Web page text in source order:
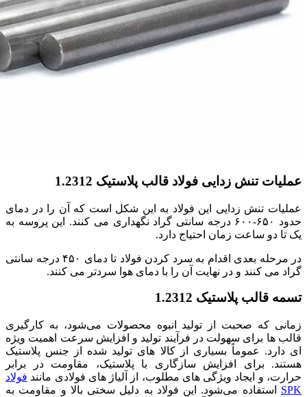
عملیات تنش زدایی فولاد قالب پلاستیک 1.2312
عملیات تنش زدایی این فولاد به این شکل است که آن را در دمای
حدود ۶۵۰-۶۰۰ درجه سانتی گراد نگهداری می کنند. این پروسه به
یک تا دو ساعت زمان احتیاج دارد.
در مرحله بعدی اقدام به سرد کردن فولاد تا دمای ۴۵۰ درجه سانتی
گراد می کنند و در نهایت آن را با دمای هوا سردتر می کنند.
تسمه قالب پلاستیک 1.2312
زمانی که صحبت از تولید انبوه محصولات می‌شود، به‌ کارگیری
قالب‌ ها برای سهولت در فرآیند تولید و افزایش سرعت اهمیت ویژه‌
ای دارد. عموماً بسیاری از کالا های تولید شده از جنس پلاستیک
هستند. برای افزایش سازگاری با پلاستیک، مقاومت در برابر
حرارت، و ایجاد ویژگی‌ های مطلوب، از آلیاژ های فولادی مانند فولاد
SPK استفاده می‌شود. این فولاد به دلیل سختی بالا و مقاومت به